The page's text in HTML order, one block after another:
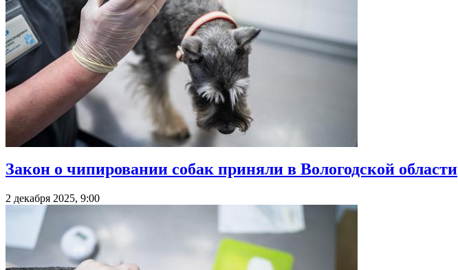
Закон о чипировании собак приняли в Вологодской области
2 декабря 2025, 9:00